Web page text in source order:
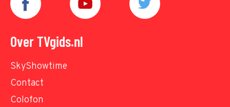
Over TVgids.nl
SkyShowtime
Contact
Colofon